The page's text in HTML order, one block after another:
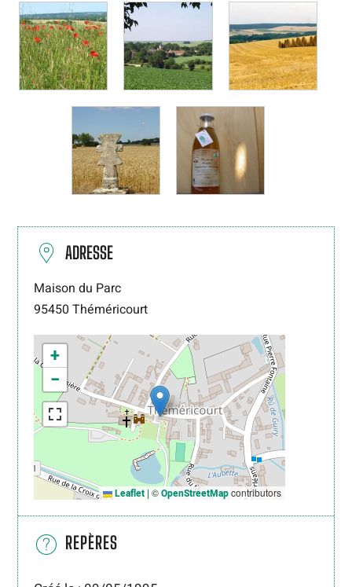
ADRESSE
Maison du Parc
95450 Théméricourt
+
−
Leaflet | ©OpenStreetMapcontributors
REPÈRES